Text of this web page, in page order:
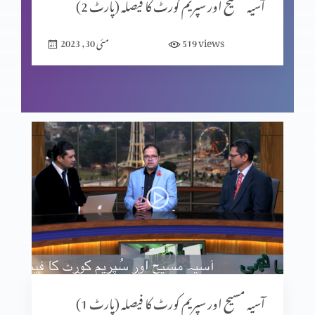
مسیحی قیادت کا مستقبل (حصہ 1)
مردم شماری یا مسیحی نسل کشی
بھولے بسرے محسنِ پاکستان
پاکستانی مسیحی سیاستدان،وقت کی ضرورت
مئی 30, 2023 519views
آسیہ مسیح اور سپریم کورٹ کا فیصلہ (پارٹ 1)